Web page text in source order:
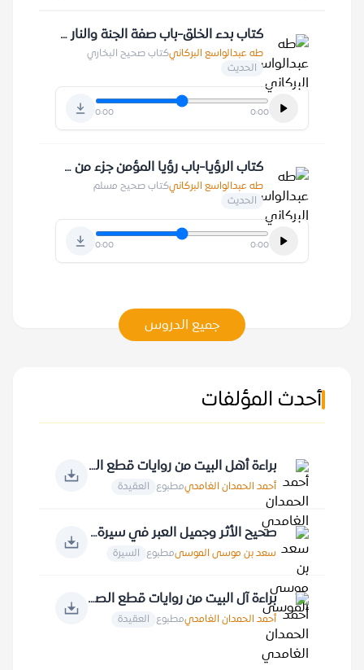
كتاب بدء الخلق-باب صفة الجنة والنار 26-2-1411 هـ
طه عبدالواسع البركانيكتاب صحيح البخاري
الحديث
0:00 0:00
كتاب الرؤيا-باب رؤيا المؤمن جزء من ستة وأربعين من النبوة 1
طه عبدالواسع البركانيكتاب صحيح مسلم
الحديث
0:00 0:00
جميع الدروس
أحدث المؤلفات
براءة أهل البيت من روايات قطع الصلة بالقرآن الكريم
أحمد الحمدان الغامديمطبوع العقيدة
صحيح الأثر وجميل العبر في سيرة خير البشر
سعد بن موسى الموسىمطبوع السيرة
براءة آل البيت من روايات قطع الصلة بالخالق
أحمد الحمدان الغامديمطبوع العقيدة